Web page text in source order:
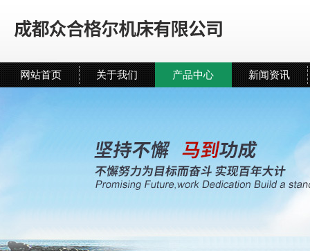
网站首页 关于我们 产品中心 新闻资讯